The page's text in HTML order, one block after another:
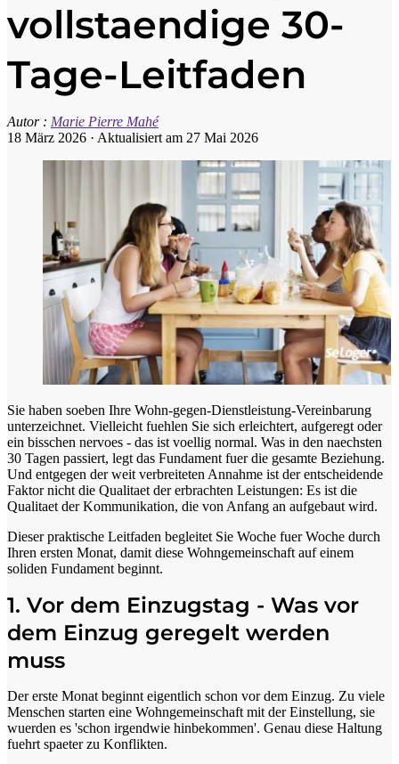
vollstaendige 30-
Tage-Leitfaden
Autor : Marie Pierre Mahé
18 März 2026 · Aktualisiert am 27 Mai 2026
Sie haben soeben Ihre Wohn-gegen-Dienstleistung-Vereinbarung
unterzeichnet. Vielleicht fuehlen Sie sich erleichtert, aufgeregt oder
ein bisschen nervoes - das ist voellig normal. Was in den naechsten
30 Tagen passiert, legt das Fundament fuer die gesamte Beziehung.
Und entgegen der weit verbreiteten Annahme ist der entscheidende
Faktor nicht die Qualitaet der erbrachten Leistungen: Es ist die
Qualitaet der Kommunikation, die von Anfang an aufgebaut wird.
Dieser praktische Leitfaden begleitet Sie Woche fuer Woche durch
Ihren ersten Monat, damit diese Wohngemeinschaft auf einem
soliden Fundament beginnt.
1. Vor dem Einzugstag - Was vor
dem Einzug geregelt werden
muss
Der erste Monat beginnt eigentlich schon vor dem Einzug. Zu viele
Menschen starten eine Wohngemeinschaft mit der Einstellung, sie
wuerden es 'schon irgendwie hinbekommen'. Genau diese Haltung
fuehrt spaeter zu Konflikten.